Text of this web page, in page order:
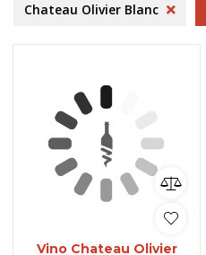
Chateau Olivier Blanc
Vino Chateau Olivier